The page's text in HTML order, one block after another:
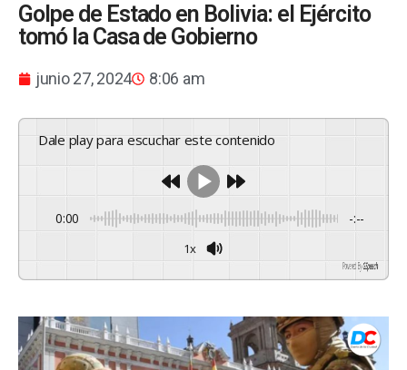
Golpe de Estado en Bolivia: el Ejército
tomó la Casa de Gobierno
junio 27, 2024 8:06 am
Dale play para escuchar este contenido
0:00 -:--
1x
GSpeech